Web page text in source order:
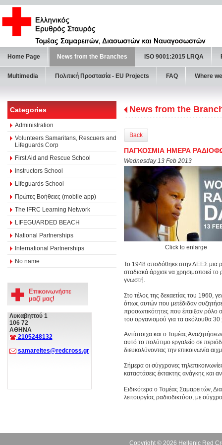
Home Page News from the Branches ISO 9001:2015 LRQA
Multimedia Πολιτική Προστασία - ΕU Projects FAQ Where
Categories
Administration
Volunteers Samaritans, Rescuers and
Lifeguards Corp
First Aid and Rescue School
Instructors School
Lifeguards School
Πρώτες Βοήθειες (mobile app)
The IFRC Learning Network
LIFEGUARDED BEACH
National Partnerships
International Partnerships
No name
Λυκαβηττού 1
106 72
ΑΘΗΝΑ
2105248132
samareites@redcross.gr
News from the
Back
ΠΑΓΚΟΣΜΙΑ ΗΜΕΡΑ
Wednesday 13 Feb 2013
Click to enlarge
Το 1948 αποδόθηκε στην ΔΕΕΣ μια
σταδιακά άρχισε να χρησιμοποιεί
γνωστή.
Στο τέλος της δεκαετίας του 1960,
όπως αυτών που μετέδιδαν
προσωπικότητες που έπαιξαν ρόλο
του οργανισμού για τα ακόλουθα 30
Αντίστοιχα και ο Τομέας
αυτό το πολύτιμο εργαλείο σε
διευκολύνοντας την επικοινωνία
Σήμερα οι σύγχρονες
καταστάσεις έκτακτης ανάγκης και
Ειδικότερα ο Τομέας Σαμαρειτών,
λειτουργίας ραδιοδικτύου, με
Copyright © 2026 Hellenic Red